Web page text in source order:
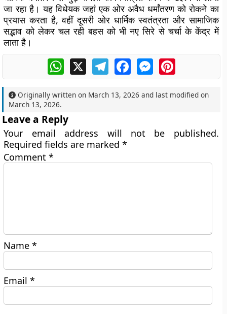
जा रहा है। यह विधेयक जहां एक ओर अवैध धर्मांतरण को रोकने का
प्रयास करता है, वहीं दूसरी ओर धार्मिक स्वतंत्रता और सामाजिक
सद्भाव को लेकर चल रही बहस को भी नए सिरे से चर्चा के केंद्र में
लाता है।
WhatsApp
X TelegramFacebookMessengerPinterest
Originally written on March 13, 2026 and last modified on
March 13, 2026.
Leave a Reply
Your email address will not be published.
Required fields are marked*
Comment*
Name*
Email*